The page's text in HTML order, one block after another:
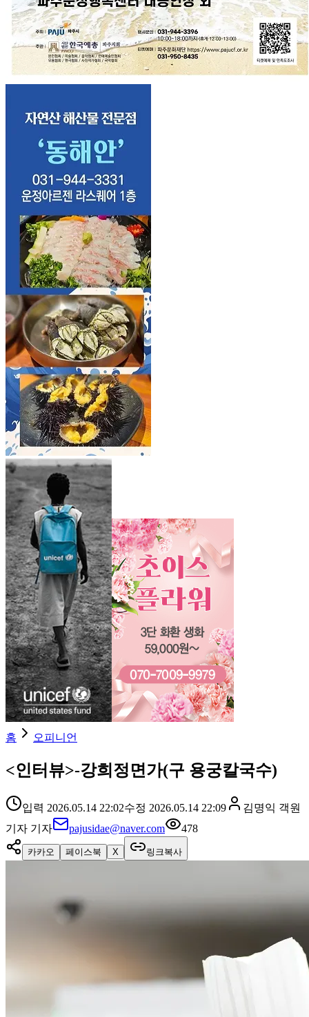
홈 오피니언
<인터뷰>-강희정면가(구 용궁칼국수)
입력 2026.05.14 22:02수정 2026.05.14 22:09
김명익 객원
기자 기자 pajusidae@naver.com 478
카카오 페이스북 X 링크복사